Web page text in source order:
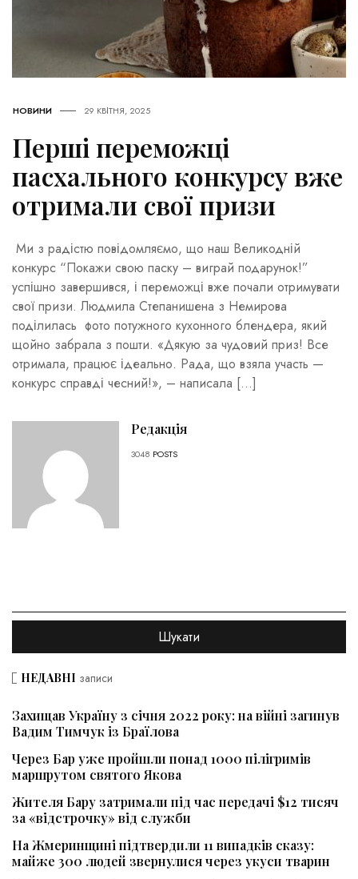
НОВИНИ 29 КВІТНЯ, 2025
Перші переможці
пасхального конкурсу вже
отримали свої призи
Ми з радістю повідомляємо, що наш Великодній
конкурс “Покажи свою паску – виграй подарунок!”
успішно завершився, і переможці вже почали отримувати
свої призи. Людмила Степанишена з Немирова
поділилась фото потужного кухонного блендера, який
щойно забрала з пошти. «Дякую за чудовий приз! Все
отримала, працює ідеально. Рада, що взяла участь —
конкурс справді чесний!», – написала […]
Редакція
3048 POSTS
НЕДАВНІ записи
Захищав Україну з січня 2022 року: на війні загинув
Вадим Тимчук із Браїлова
Через Бар уже пройшли понад 1000 пілігримів
маршрутом святого Якова
Жителя Бару затримали під час передачі $12 тисяч
за «відстрочку» від служби
На Жмеринщині підтвердили 11 випадків сказу:
майже 300 людей звернулися через укуси тварин